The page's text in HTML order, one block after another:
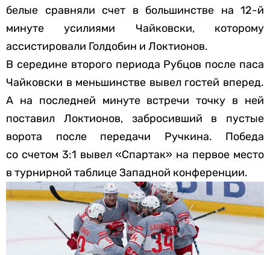
белые сравняли счет в большинстве на 12-й
минуте усилиями Чайковски, которому
ассистировали Голдобин и Локтионов.
В середине второго периода Рубцов после паса
Чайковски в меньшинстве вывел гостей вперед.
А на последней минуте встречи точку в ней
поставил Локтионов, забросивший в пустые
ворота после передачи Ручкина. Победа
со счетом 3:1 вывел «Спартак» на первое место
в турнирной таблице Западной конференции.